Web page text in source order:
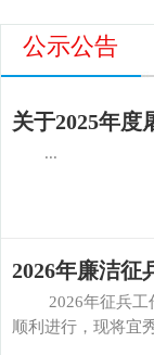
公示公告
关于2025年度
...
2026年廉洁征
2026年征兵工作
顺利进行，现将宜